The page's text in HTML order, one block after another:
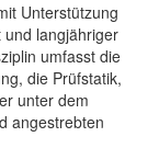
Unterstützung
langjähriger
umfasst die
die Prüfstatik,
unter dem
angestrebten